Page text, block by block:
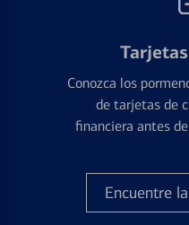
Conozca los
de tarjetas de
financiera antes
Encuentre